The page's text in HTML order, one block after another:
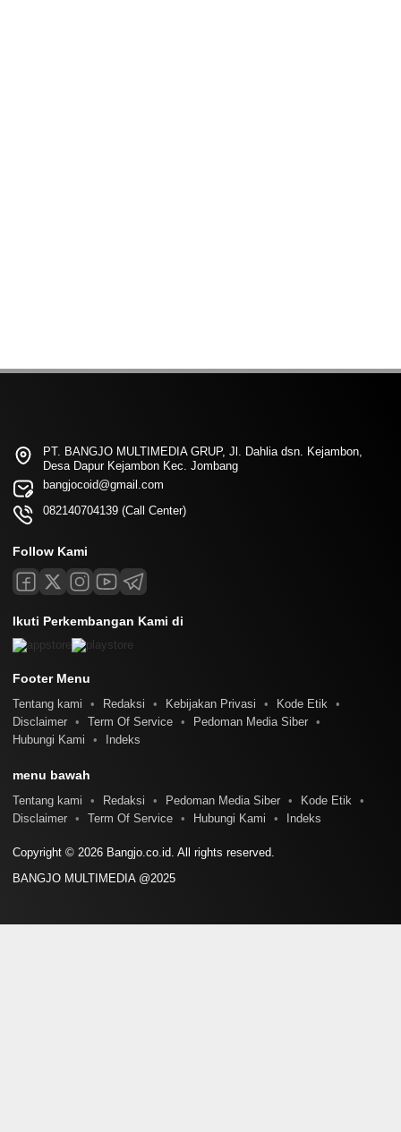
PT. BANGJO MULTIMEDIA GRUP, Jl. Dahlia dsn. Kejambon,
Desa Dapur Kejambon Kec. Jombang
bangjocoid@gmail.com
082140704139 (Call Center)
Follow Kami
Ikuti Perkembangan Kami di
Footer Menu
Tentang kami Redaksi Kebijakan Privasi
Kode Etik
Disclaimer
Term Of Service
Pedoman Media Siber
Hubungi Kami
Indeks
menu bawah
Tentang kami Redaksi Pedoman Media Siber
Kode Etik
Disclaimer
Term Of Service Hubungi Kami Indeks
Copyright © 2026 Bangjo.co.id. All rights reserved.
BANGJO MULTIMEDIA @2025